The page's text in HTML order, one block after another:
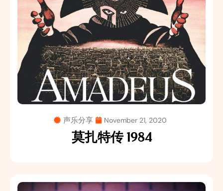
声乐分享 November 21, 2020
莫扎特传 1984